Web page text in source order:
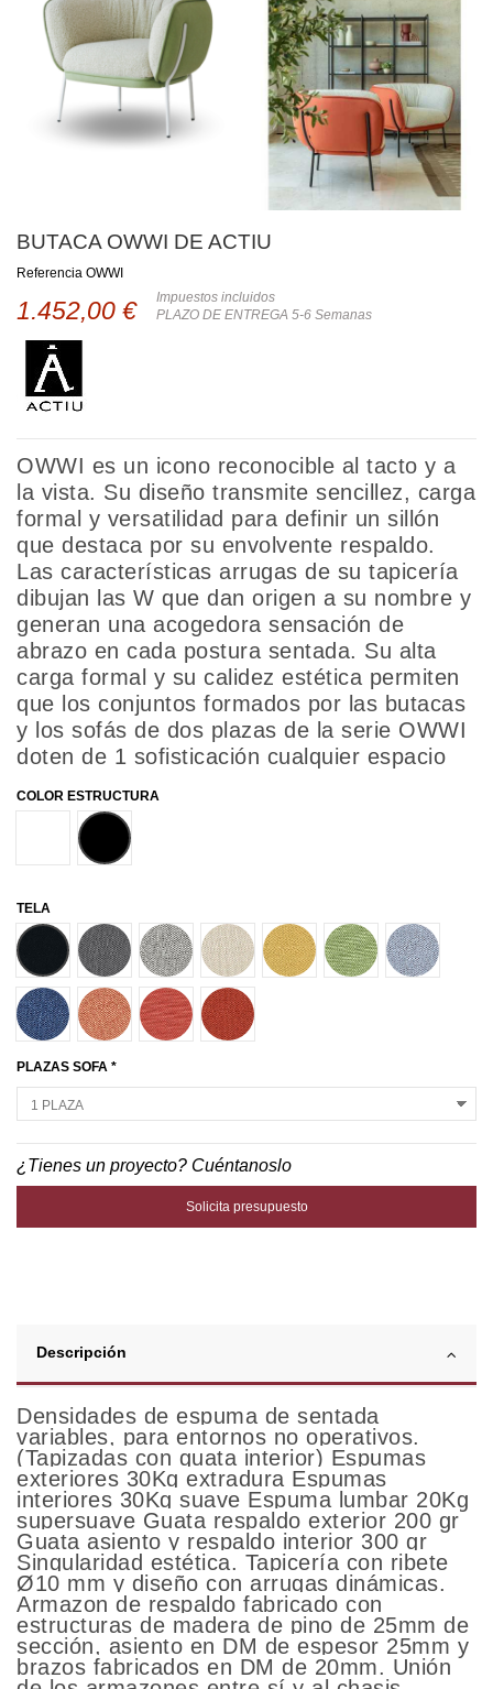
BUTACA OWWI DE ACTIU
Referencia OWWI
1.452,00 €
Impuestos incluidos
PLAZO DE ENTREGA 5-6 Semanas
OWWI es un icono reconocible al tacto y a
la vista. Su diseño transmite sencillez, carga
formal y versatilidad para definir un sillón
que destaca por su envolvente respaldo.
Las características arrugas de su tapicería
dibujan las W que dan origen a su nombre y
generan una acogedora sensación de
abrazo en cada postura sentada. Su alta
carga formal y su calidez estética permiten
que los conjuntos formados por las butacas
y los sofás de dos plazas de la serie OWWI
doten de 1 sofisticación cualquier espacio
COLOR ESTRUCTURA
BLANCO
NEGRO
TELA
AE08
AE14 AE16 AE21 AE37 AE44 AE62
AE69 AE82 AE84 AE92
PLAZAS SOFA *
¿Tienes un proyecto? Cuéntanoslo
Solicita presupuesto
Descripción
Densidades de espuma de sentada
variables, para entornos no operativos.
(Tapizadas con guata interior) Espumas
exteriores 30Kg extradura Espumas
interiores 30Kg suave Espuma lumbar 20Kg
supersuave Guata respaldo exterior 200 gr
Guata asiento y respaldo interior 300 gr
Singularidad estética. Tapicería con ribete
Ø10 mm y diseño con arrugas dinámicas.
Armazon de respaldo fabricado con
estructuras de madera de pino de 25mm de
sección, asiento en DM de espesor 25mm y
brazos fabricados en DM de 20mm. Unión